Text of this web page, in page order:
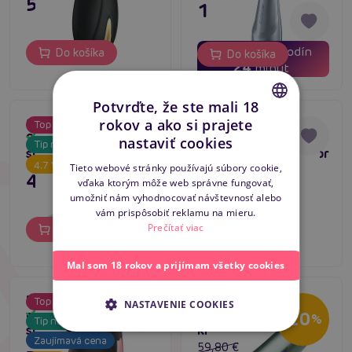
Do košíka 03 dní 17 hodín
24 minút
19,04 €
Do košíka
Top produkt
Tip na darček
4.7
Satisfyer Seal You
Soon (Blue),
stimulátor klitorisu
Skladom
43,80 €
Top produkt
Tip na darček
Zaujímavá cena
Bestseller
4.9
Ritual SHUSHU
Cerise nabíjací
podtlakový stimulátor
klitorisu
Skladom
39,80 €
Top produkt
Tip na darček
Zaujímavá cena
Ritual SHUSHU Black
nabíjací podtlakový
stimulátor klitorisu
Skladom
Akcia
-20%
Womanizer Pro
(Sage), pulzátor na
klitoris
Skladom
59,80 €
CZECH
ENGLISH
Potvrďte, že ste mali 18
rokov a ako si prajete
nastaviť cookies
Tieto webové stránky používajú súbory cookie,
vďaka ktorým môže web správne fungovať,
umožniť nám vyhodnocovať návštevnosť alebo
vám prispôsobiť reklamu na mieru.
Prečítať viac
Mal som 18 rokov a prijímam všetky cookies
NASTAVENIE COOKIES